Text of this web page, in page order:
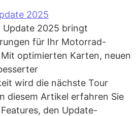
Update 2025 bringt
für Ihr Motorrad-
optimierten Karten, neuen
wird die nächste Tour
diesem Artikel erfahren Sie
den Update-